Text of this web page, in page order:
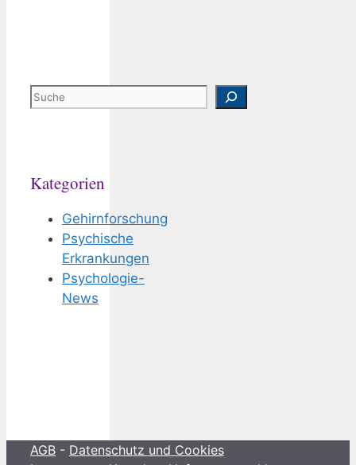
Suchen
Kategorien
Gehirnforschung
Psychische
Erkrankungen
Psychologie-
News
AGB - Datenschutz und Cookies